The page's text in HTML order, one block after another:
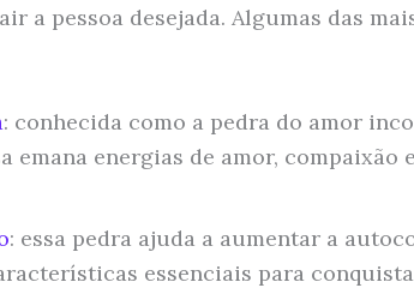
a pessoa desejada. Algumas das
: conhecida como a pedra do amor
emana energias de amor, compaixão
: essa pedra ajuda a aumentar a
essenciais para